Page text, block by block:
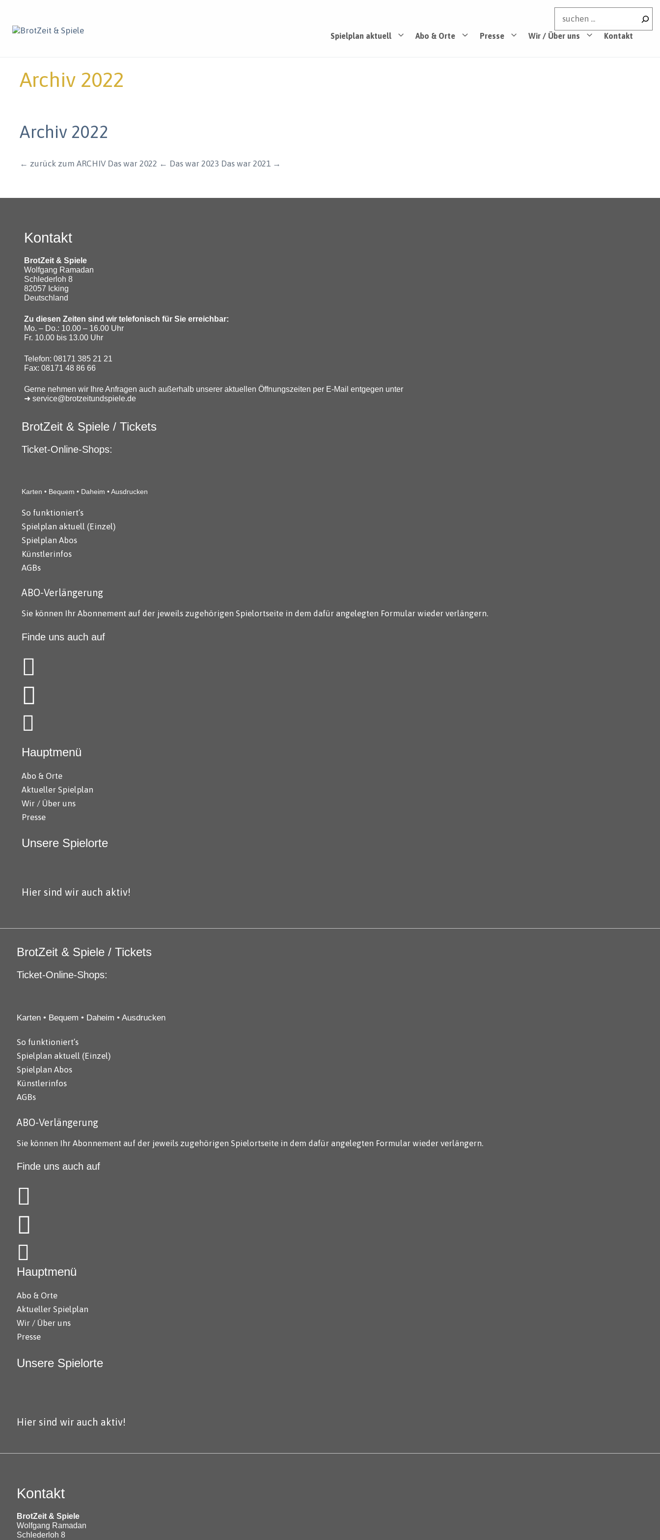
springen
Spielplan aktuell Abo & Orte Presse Wir / Über uns Kontakt
Archiv 2022
Archiv 2022
← zurück zum ARCHIV Das war 2022 ← Das war 2023 Das war 2021 →
Kontakt
BrotZeit & Spiele
Wolfgang Ramadan
Schlederloh 8
82057 Icking
Deutschland
Zu diesen Zeiten sind wir telefonisch für Sie erreichbar:
Mo. – Do.: 10.00 – 16.00 Uhr
Fr. 10.00 bis 13.00 Uhr
Telefon: 08171 385 21 21
Fax: 08171 48 86 66
Gerne nehmen wir Ihre Anfragen auch außerhalb unserer aktuellen Öffnungszeiten per E-Mail entgegen unter
➜ service@brotzeitundspiele.de
BrotZeit & Spiele / Tickets
Ticket-Online-Shops:
Karten • Bequem • Daheim • Ausdrucken
So funktioniert’s
Spielplan aktuell (Einzel)
Spielplan Abos
Künstlerinfos
AGBs
ABO-Verlängerung
Sie können Ihr Abonnement auf der jeweils zugehörigen Spielortseite in dem dafür angelegten Formular wieder verlängern.
Finde uns auch auf
Hauptmenü
Abo & Orte
Aktueller Spielplan
Wir / Über uns
Presse
Unsere Spielorte
Hier sind wir auch aktiv!
BrotZeit & Spiele / Tickets
Ticket-Online-Shops:
Karten • Bequem • Daheim • Ausdrucken
So funktioniert’s
Spielplan aktuell (Einzel)
Spielplan Abos
Künstlerinfos
AGBs
ABO-Verlängerung
Sie können Ihr Abonnement auf der jeweils zugehörigen Spielortseite in dem dafür angelegten Formular wieder verlängern.
Finde uns auch auf
Hauptmenü
Abo & Orte
Aktueller Spielplan
Wir / Über uns
Presse
Unsere Spielorte
Hier sind wir auch aktiv!
Kontakt
BrotZeit & Spiele
Wolfgang Ramadan
Schlederloh 8